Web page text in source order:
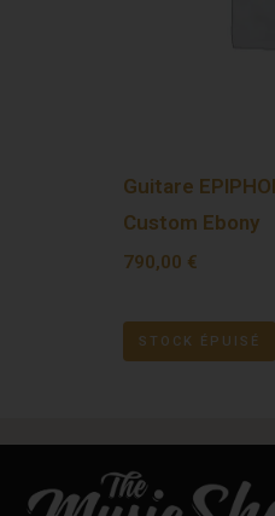
Guitare
Custom Ebony
790,00 €
STOCK ÉPUISÉ